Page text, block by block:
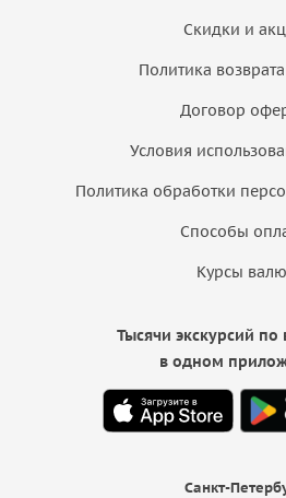
Скидки и
Политика
Договор
Условия
Политика обработки
Способы
Курсы
Санкт-
Тысячи экскурсий
в одном